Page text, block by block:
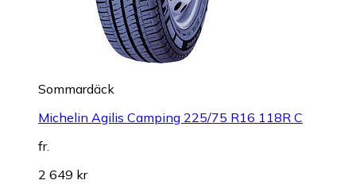
Sommardäck
Michelin Agilis Camping 225/75 R16 118R C
fr.
2 649 kr